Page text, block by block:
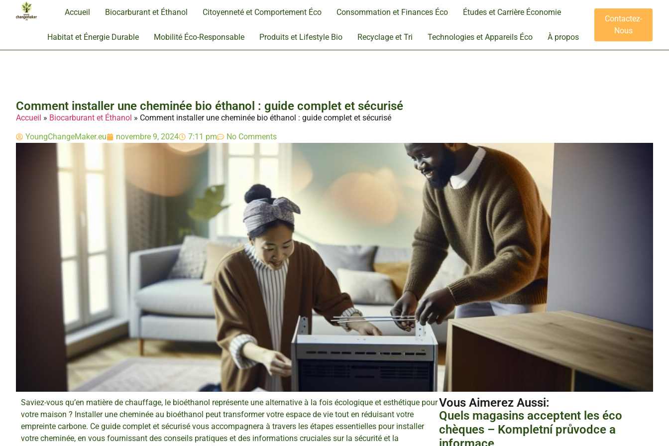
Accueil Biocarburant et Éthanol Citoyenneté et Comportement Éco Consommation et Finances Éco Études et Carrière Économie
Habitat et Énergie Durable Mobilité Éco-Responsable Produits et Lifestyle Bio Recyclage et Tri Technologies et Appareils Éco À propos
Contactez-
Nous
Comment installer une cheminée bio éthanol : guide complet et sécurisé
Accueil » Biocarburant et Éthanol » Comment installer une cheminée bio éthanol : guide complet et sécurisé
YoungChangeMaker.eu novembre 9, 2024 7:11 pm No Comments
Saviez-vous qu’en matière de chauffage, le bioéthanol représente une alternative à la fois écologique et esthétique pour
votre maison ? Installer une cheminée au bioéthanol peut transformer votre espace de vie tout en réduisant votre
empreinte carbone. Ce guide complet et sécurisé vous accompagnera à travers les étapes essentielles pour installer
votre cheminée, en vous fournissant des conseils pratiques et des informations cruciales sur la sécurité et la
Vous Aimerez Aussi :
Quels magasins acceptent les éco
chèques – Kompletní průvodce a